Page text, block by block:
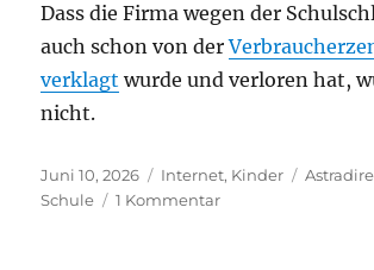
Dass die Firma wegen der
auch schon von der
verklagt wurde und verloren hat,
nicht.
Veröffentlicht
am
Juni 10, 2026 Kategorien
Internet, Kinder
Schule
1 Kommentarzu